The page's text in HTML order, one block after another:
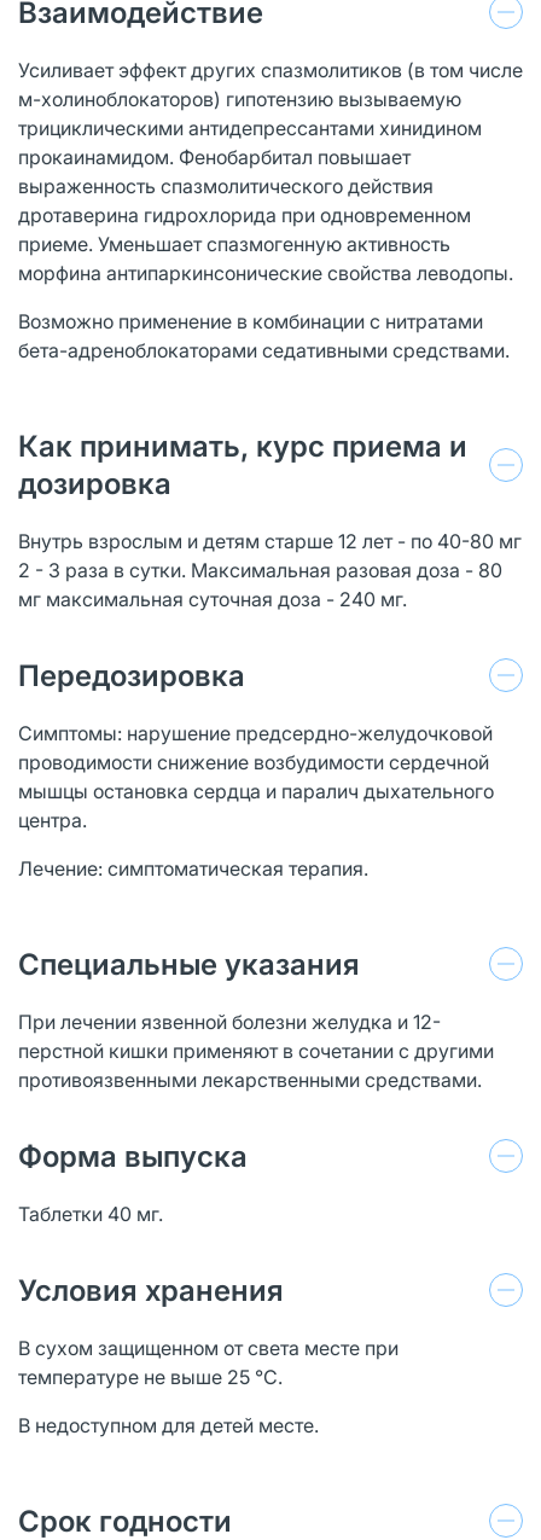
Взаимодействие
Усиливает эффект других спазмолитиков (в том числе
м-холиноблокаторов) гипотензию вызываемую
трициклическими антидепрессантами хинидином
прокаинамидом. Фенобарбитал повышает
выраженность спазмолитического действия
дротаверина гидрохлорида при одновременном
приеме. Уменьшает спазмогенную активность
морфина антипаркинсонические свойства леводопы.
Возможно применение в комбинации с нитратами
бета-адреноблокаторами седативными средствами.
Как принимать, курс приема и
дозировка
Внутрь взрослым и детям старше 12 лет - по 40-80 мг
2 - 3 раза в сутки. Максимальная разовая доза - 80
мг максимальная суточная доза - 240 мг.
Передозировка
Симптомы: нарушение предсердно-желудочковой
проводимости снижение возбудимости сердечной
мышцы остановка сердца и паралич дыхательного
центра.
Лечение: симптоматическая терапия.
Специальные указания
При лечении язвенной болезни желудка и 12-
перстной кишки применяют в сочетании с другими
противоязвенными лекарственными средствами.
Форма выпуска
Таблетки 40 мг.
Условия хранения
В сухом защищенном от света месте при
температуре не выше 25 °С.
В недоступном для детей месте.
Срок годности